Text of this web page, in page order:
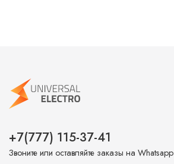
+7(777) 115-37-41
Звоните или оставляйте заказы на Whatsapp